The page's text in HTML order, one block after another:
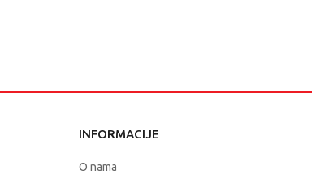
INFORMACIJE
O nama